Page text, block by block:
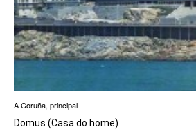
A Coruña, principal
Domus (Casa do home)